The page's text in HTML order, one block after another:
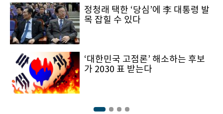
정청래 택한 ‘당심’에 李 대통령 발
목 잡힐 수 있다
‘대한민국 고점론’ 해소하는 후보
가 2030 표 받는다